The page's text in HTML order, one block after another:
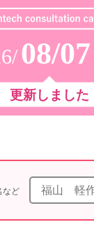
08/07
更新しました
など